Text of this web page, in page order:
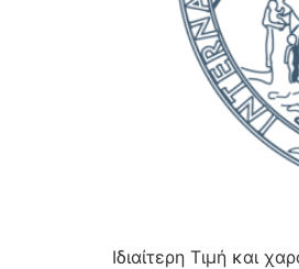
Ιδιαίτερη Τιμή